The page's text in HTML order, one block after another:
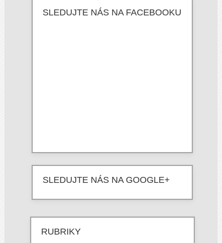
SLEDUJTE NÁS NA FACEBOOKU
SLEDUJTE NÁS NA GOOGLE+
RUBRIKY